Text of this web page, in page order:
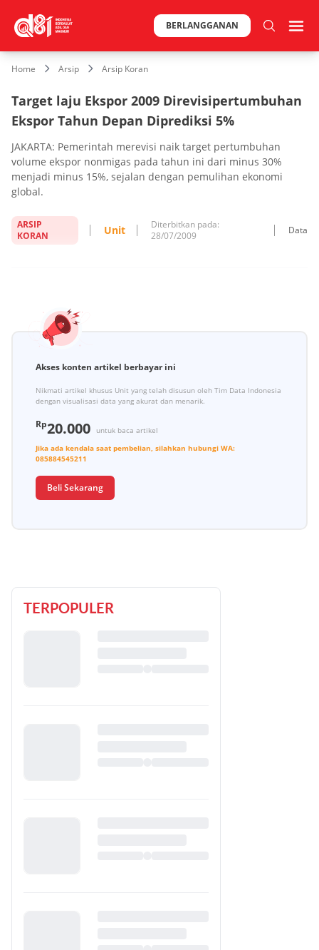
BERLANGGANAN
Home Arsip Arsip Koran
Target laju Ekspor 2009 Direvisipertumbuhan
Ekspor Tahun Depan Diprediksi 5%
JAKARTA: Pemerintah merevisi naik target pertumbuhan
volume ekspor nonmigas pada tahun ini dari minus 30%
menjadi minus 15%, sejalan dengan pemulihan ekonomi
global.
ARSIP
KORAN
Unit
Diterbitkan pada:
28/07/2009
Data
Akses konten artikel berbayar ini
Nikmati artikel khusus Unit yang telah disusun oleh Tim Data Indonesia
dengan visualisasi data yang akurat dan menarik.
Rp20.000
untuk baca artikel
Jika ada kendala saat pembelian, silahkan hubungi WA:
085884545211
Beli Sekarang
TERPOPULER